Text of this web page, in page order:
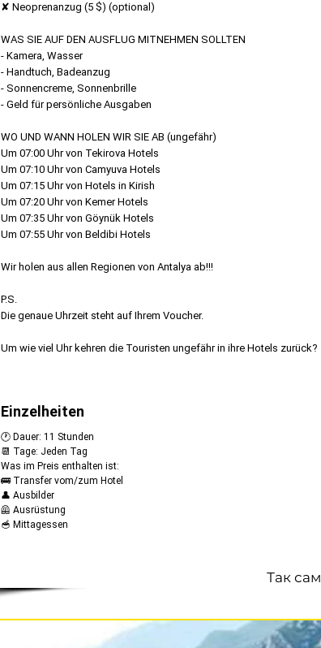
✘ Neoprenanzug (5 $) (optional)
WAS SIE AUF DEN AUSFLUG MITNEHMEN SOLLTEN
- Kamera, Wasser
- Handtuch, Badeanzug
- Sonnencreme, Sonnenbrille
- Geld für persönliche Ausgaben
WO UND WANN HOLEN WIR SIE AB (ungefähr)
Um 07:00 Uhr von Tekirova Hotels
Um 07:10 Uhr von Camyuva Hotels
Um 07:15 Uhr von Hotels in Kirish
Um 07:20 Uhr von Kemer Hotels
Um 07:35 Uhr von Göynük Hotels
Um 07:55 Uhr von Beldibi Hotels
Wir holen aus allen Regionen von Antalya ab!!!
P.S.
Die genaue Uhrzeit steht auf Ihrem Voucher.
Um wie viel Uhr kehren die Touristen ungefähr in ihre Hotels zurück?
Einzelheiten
🕐 Dauer: 11 Stunden
📆 Tage: Jeden Tag
Was im Preis enthalten ist:
​​🚌 Transfer vom/zum Hotel
👤 Ausbilder
🦺 Ausrüstung
🥣​ Mittagessen
Так